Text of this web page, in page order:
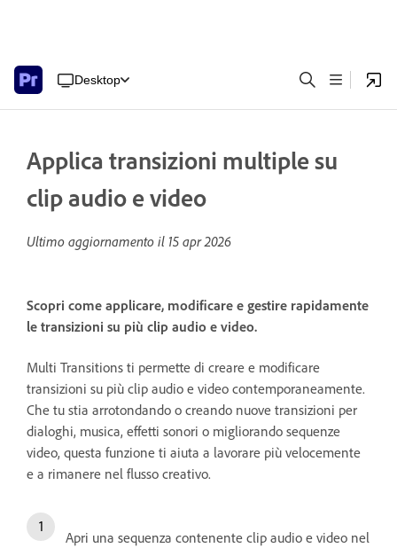
Desktop
Applica transizioni multiple su
clip audio e video
Ultimo aggiornamento il 15 apr 2026
Scopri come applicare, modificare e gestire rapidamente
le transizioni su più clip audio e video.
Multi Transitions ti permette di creare e modificare
transizioni su più clip audio e video contemporaneamente.
Che tu stia arrotondando o creando nuove transizioni per
dialoghi, musica, effetti sonori o migliorando sequenze
video, questa funzione ti aiuta a lavorare più velocemente
e a rimanere nel flusso creativo.
Apri una sequenza contenente clip audio e video nel